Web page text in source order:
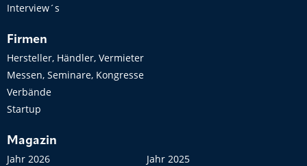
Interview´s
Firmen
Hersteller, Händler, Vermieter
Messen, Seminare, Kongresse
Verbände
Startup
Magazin
Jahr 2026
Jahr 2025